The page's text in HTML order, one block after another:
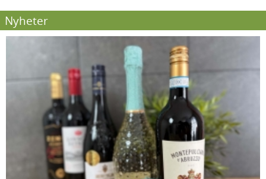
Nyheter